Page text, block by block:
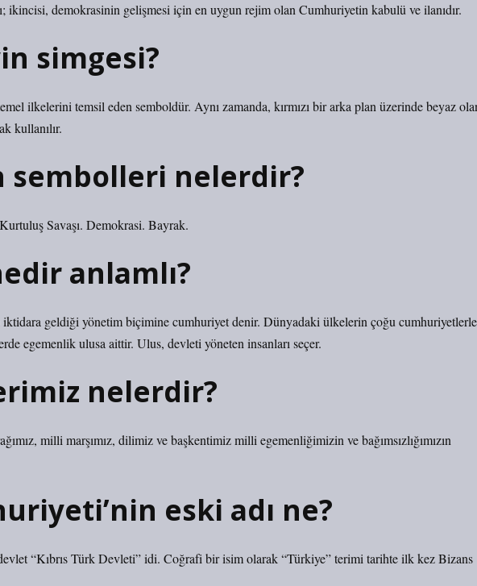
ikincisi, demokrasinin gelişmesi için en uygun rejim olan Cumhuriyetin kabulü ve ilanıdır.
simgesi?
ilkelerini temsil eden semboldür. Aynı zamanda, kırmızı bir arka plan üzerinde beyaz
kullanılır.
sembolleri nelerdir?
Savaşı. Demokrasi. Bayrak.
anlamlı?
geldiği yönetim biçimine cumhuriyet denir. Dünyadaki ülkelerin çoğu cumhuriyetlerle
egemenlik ulusa aittir. Ulus, devleti yöneten insanları seçer.
nelerdir?
milli marşımız, dilimiz ve başkentimiz milli egemenliğimizin ve bağımsızlığımızın
eski adı ne?
“Kıbrıs Türk Devleti” idi. Coğrafi bir isim olarak “Türkiye” terimi tarihte ilk kez Bizans